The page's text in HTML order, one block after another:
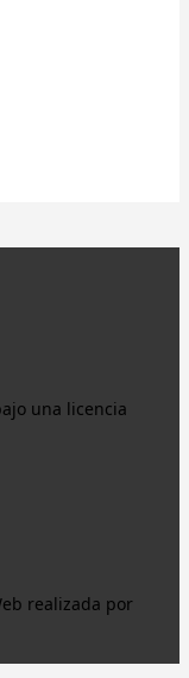
una licencia
realizada por